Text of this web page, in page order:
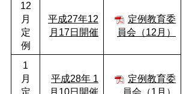
12
月
定
例
平成27年12
月17日開催
定例教育委
員会（12月）
1
月
定
平成28年 1
月10日開催
定例教育委
員会（1月）